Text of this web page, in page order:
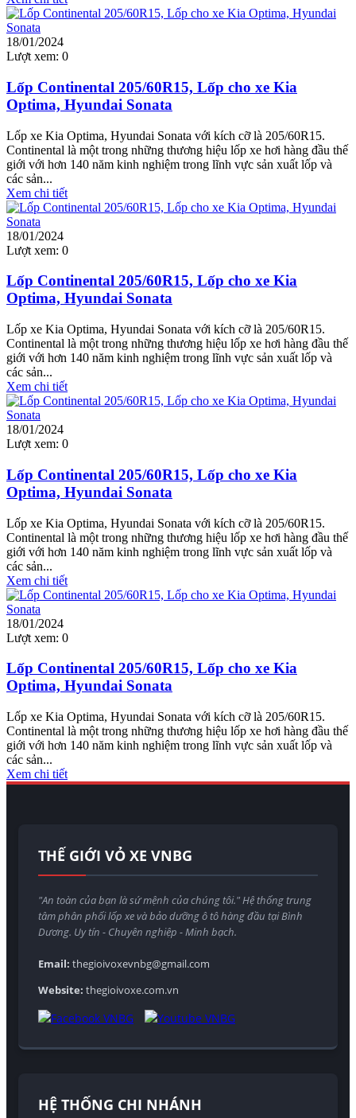
18/01/2024
Lượt xem: 0
Lốp Continental 205/60R15, Lốp cho xe Kia
Optima, Hyundai Sonata
Lốp xe Kia Optima, Hyundai Sonata với kích cỡ là 205/60R15.
Continental là một trong những thương hiệu lốp xe hơi hàng đầu thế
giới với hơn 140 năm kinh nghiệm trong lĩnh vực sản xuất lốp và
các sản...
Xem chi tiết
18/01/2024
Lượt xem: 0
Lốp Continental 205/60R15, Lốp cho xe Kia
Optima, Hyundai Sonata
Lốp xe Kia Optima, Hyundai Sonata với kích cỡ là 205/60R15.
Continental là một trong những thương hiệu lốp xe hơi hàng đầu thế
giới với hơn 140 năm kinh nghiệm trong lĩnh vực sản xuất lốp và
các sản...
Xem chi tiết
18/01/2024
Lượt xem: 0
Lốp Continental 205/60R15, Lốp cho xe Kia
Optima, Hyundai Sonata
Lốp xe Kia Optima, Hyundai Sonata với kích cỡ là 205/60R15.
Continental là một trong những thương hiệu lốp xe hơi hàng đầu thế
giới với hơn 140 năm kinh nghiệm trong lĩnh vực sản xuất lốp và
các sản...
Xem chi tiết
18/01/2024
Lượt xem: 0
Lốp Continental 205/60R15, Lốp cho xe Kia
Optima, Hyundai Sonata
Lốp xe Kia Optima, Hyundai Sonata với kích cỡ là 205/60R15.
Continental là một trong những thương hiệu lốp xe hơi hàng đầu thế
giới với hơn 140 năm kinh nghiệm trong lĩnh vực sản xuất lốp và
các sản...
Xem chi tiết
THẾ GIỚI VỎ XE VNBG
"An toàn của bạn là sứ mệnh của chúng tôi." Hệ thống trung
tâm phân phối lốp xe và bảo dưỡng ô tô hàng đầu tại Bình
Dương. Uy tín - Chuyên nghiệp - Minh bạch.
Email: thegioivoxevnbg@gmail.com
Website: thegioivoxe.com.vn
HỆ THỐNG CHI NHÁNH